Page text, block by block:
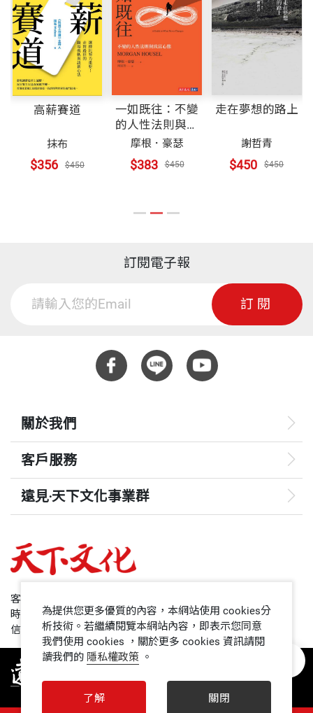
高薪賽道
抹布
$356 $450
一如既往：不變
的人性法則與致
富心態
摩根．豪瑟
$383 $450
走在夢想的路上
謝哲青
$450 $450
訂閱電子報
訂閱
關於我們
客戶服務
遠見‧天下文化事業群
哈佛商業評論
領導影響力學院
1號課堂
客服專線：+886 2 2662-0012
時間：週一~週五9:00~12:30;13:30~17:00
信箱：service@cwgv.com.tw
為提供您更多優質的內容，本網站使用 cookies分
析技術。若繼續閱覽本網站內容，即表示您同意
我們使用 cookies ，關於更多 cookies 資訊請閱
讀我們的 隱私權政策 。
了解 關閉